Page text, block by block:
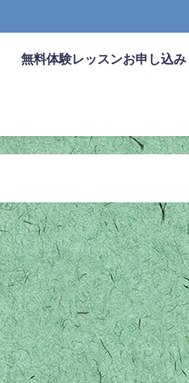
無料体験レッスンお申し込み